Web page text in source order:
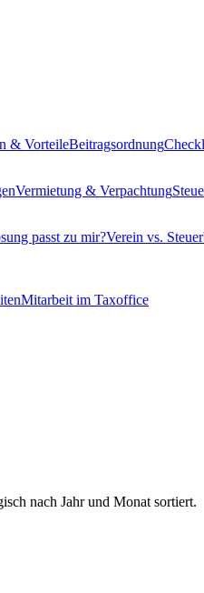
& VorteileBeitragsordnung
Vermietung & Verpachtung
passt zu mir?Verein vs.
Mitarbeit im Taxoffice
nach Jahr und Monat sortiert.